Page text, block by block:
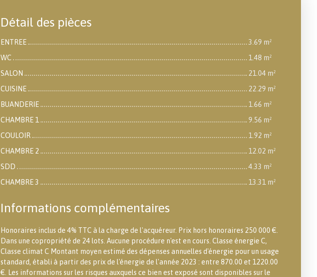
Détail des pièces
ENTREE
3.69 m²
WC
1.48 m²
SALON
21.04 m²
CUISINE
22.29 m²
BUANDERIE
1.66 m²
CHAMBRE 1
9.56 m²
COULOIR
1.92 m²
CHAMBRE 2
12.02 m²
SDD
4.33 m²
CHAMBRE 3
13.31 m²
Informations complémentaires
Honoraires inclus de 4% TTC à la charge de l'acquéreur. Prix hors honoraires 250 000 €.
Dans une copropriété de 24 lots. Aucune procédure n'est en cours. Classe énergie C,
Classe climat C Montant moyen estimé des dépenses annuelles d'énergie pour un usage
standard, établi à partir des prix de l'énergie de l'année 2023 : entre 870.00 et 1220.00
€. Les informations sur les risques auxquels ce bien est exposé sont disponibles sur le